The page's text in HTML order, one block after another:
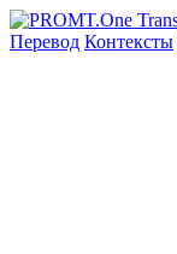
Перевод Контексты